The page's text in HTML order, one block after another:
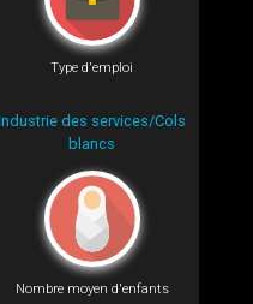
Type d'emploi
des services/Cols
blancs
Nombre moyen d'enfants